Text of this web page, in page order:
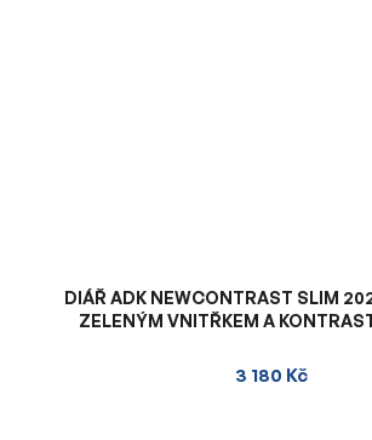
DIÁŘ ADK NEWCONTRAST SLIM
ZELENÝM VNITŘKEM A
3 180 Kč